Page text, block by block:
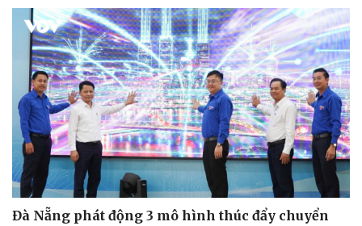
Đà Nẵng phát động 3 mô hình thúc đẩy chuyển